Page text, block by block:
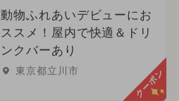
動物ふれあいデビューにお
ススメ！屋内で快適＆ドリ
ンクバーあり
東京都立川市 クーポン